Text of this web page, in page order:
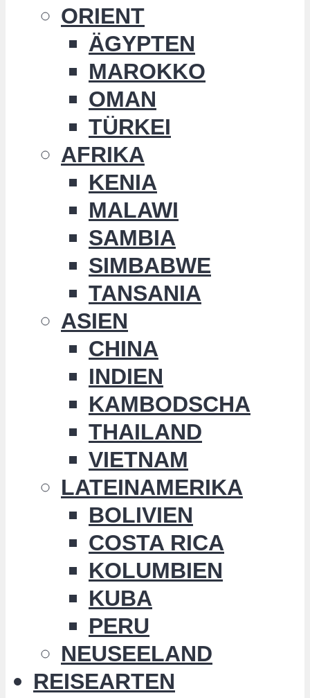
ORIENT
ÄGYPTEN
MAROKKO
OMAN
TÜRKEI
AFRIKA
KENIA
MALAWI
SAMBIA
SIMBABWE
TANSANIA
ASIEN
CHINA
INDIEN
KAMBODSCHA
THAILAND
VIETNAM
LATEINAMERIKA
BOLIVIEN
COSTA RICA
KOLUMBIEN
KUBA
PERU
NEUSEELAND
REISEARTEN